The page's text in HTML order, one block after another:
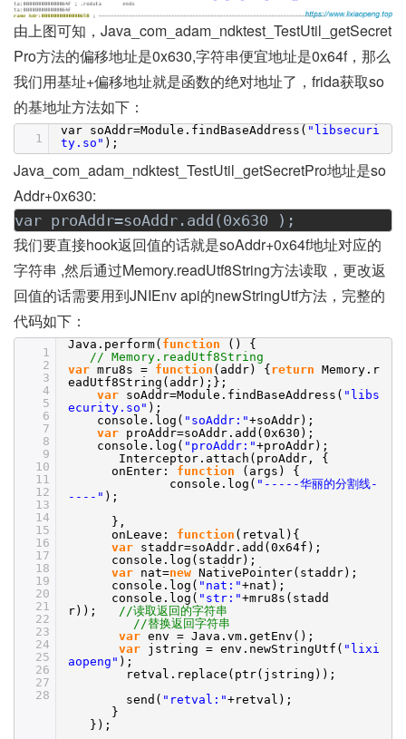
由上图可知，Java_com_adam_ndktest_TestUtil_getSecret
Pro方法的偏移地址是0x630,字符串便宜地址是0x64f，那么
我们用基址+偏移地址就是函数的绝对地址了，frida获取so
的基地址方法如下：
1
var soAddr=Module.findBaseAddress( "libsecuri
ty.so" );
Java_com_adam_ndktest_TestUtil_getSecretPro地址是so
Addr+0x630:
var proAddr=soAddr.add(0x630 );
我们要直接hook返回值的话就是soAddr+0x64f地址对应的
字符串 ,然后通过Memory.readUtf8String方法读取，更改返
回值的话需要用到JNIEnv api的newStringUtf方法，完整的
代码如下：
1
2
3
4
5
6
7
8
9
10
11
12
13
14
15
16
17
18
19
20
21
22
23
24
25
26
27
28
Java.perform( function
() {
// Memory.readUtf8String
var mru8s = function (addr) { return Memory.r
eadUtf8String(addr);};
var soAddr=Module.findBaseAddress( "libs
ecurity.so" );
console.log( "soAddr:"+soAddr);
var proAddr=soAddr.add(0x630);
console.log( "proAddr:"+proAddr);
Interceptor.attach(proAddr, {
onEnter: function
(args) {
console.log( "-----华丽的分割线-
----" );
},
onLeave: function (retval){
var staddr=soAddr.add(0x64f);
console.log(staddr);
var nat=new NativePointer(staddr);
console.log( "nat:"+nat);
console.log( "str:"+mru8s(stadd
r)); //读取返回的字符串
//替换返回字符串
var env = Java.vm.getEnv();
var jstring = env.newStringUtf( "lixi
aopeng" );
retval.replace(ptr(jstring));
send( "retval:"+retval);
}
});